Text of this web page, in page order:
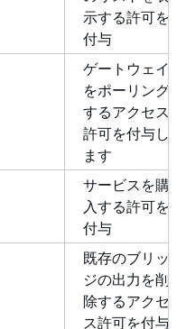
示する許可を
付与
ゲートウェイ
をポーリング
するアクセス
許可を付与し
ます
サービスを購
入する許可を
付与
既存のブリッ
ジの出力を削
除するアクセ
ス許可を付与